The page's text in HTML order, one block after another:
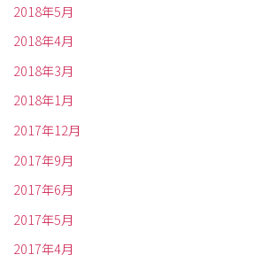
2018年5月
2018年4月
2018年3月
2018年1月
2017年12月
2017年9月
2017年6月
2017年5月
2017年4月